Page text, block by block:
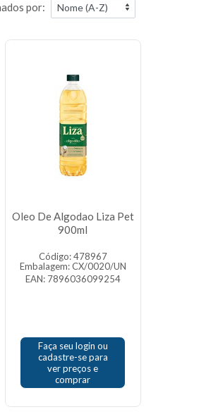
por:
Oleo De Algodao Liza Pet
900ml
Código: 478967
Embalagem: CX/0020/UN
EAN: 7896036099254
Faça seu login ou
cadastre-se para
ver preços e
comprar